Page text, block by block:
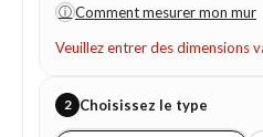
ⓘ Comment mesurer mon mur
Veuillez entrer des dimensions
2 Choisissez le type